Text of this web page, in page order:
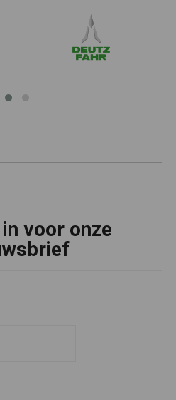
voor onze